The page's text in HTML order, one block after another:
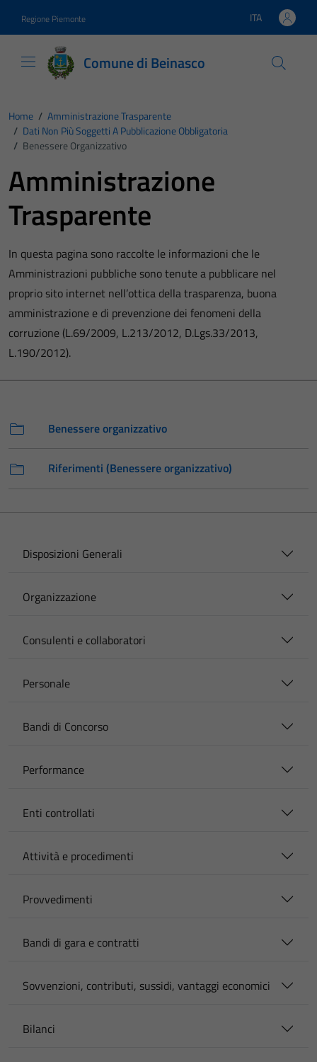
Regione Piemonte Lingua attiva:
ITA
Comune di Beinasco
Home / Amministrazione Trasparente
/ Dati Non Più Soggetti A Pubblicazione Obbligatoria
/ Benessere Organizzativo
Amministrazione
Trasparente
In questa pagina sono raccolte le informazioni che le
Amministrazioni pubbliche sono tenute a pubblicare nel
proprio sito internet nell’ottica della trasparenza, buona
amministrazione e di prevenzione dei fenomeni della
corruzione (L.69/2009, L.213/2012, D.Lgs.33/2013,
L.190/2012).
Benessere organizzativo
Riferimenti (Benessere organizzativo)
Disposizioni Generali
Organizzazione
Consulenti e collaboratori
Personale
Bandi di Concorso
Performance
Enti controllati
Attività e procedimenti
Provvedimenti
Bandi di gara e contratti
Sovvenzioni, contributi, sussidi, vantaggi economici
Bilanci